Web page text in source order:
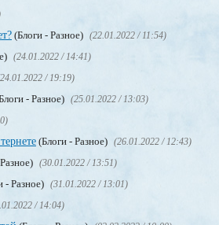
(Блоги - Разное) (22.01.2022 / 11:54)
(24.01.2022 / 14:41)
/ 19:19)
- Разное) (25.01.2022 / 13:03)
(Блоги - Разное) (26.01.2022 / 12:43)
(30.01.2022 / 13:51)
- Разное) (31.01.2022 / 13:01)
/ 14:04)